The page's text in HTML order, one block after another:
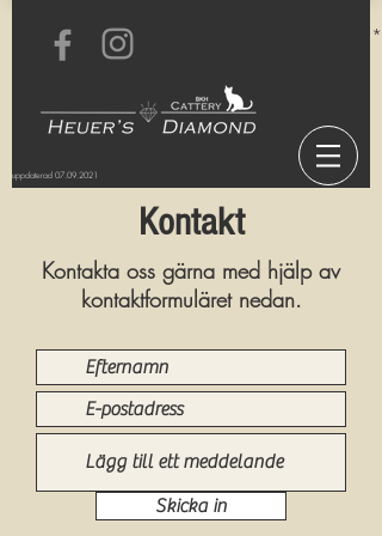
uppdaterad 07.09.2021
Kontakt
Kontakta oss gärna med hjälp av
kontaktformuläret nedan.
Skicka in